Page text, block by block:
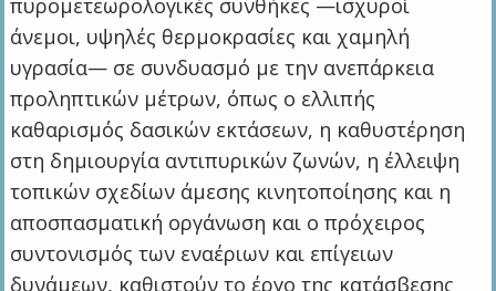
άνεμοι, υψηλές θερμοκρασίες και χαμηλή
υγρασία— σε συνδυασμό με την ανεπάρκεια
προληπτικών μέτρων, όπως ο ελλιπής
καθαρισμός δασικών εκτάσεων, η καθυστέρηση
στη δημιουργία αντιπυρικών ζωνών, η έλλειψη
τοπικών σχεδίων άμεσης κινητοποίησης και η
αποσπασματική οργάνωση και ο πρόχειρος
συντονισμός των εναέριων και επίγειων
δυνάμεων, καθιστούν το έργο της κατάσβεσης